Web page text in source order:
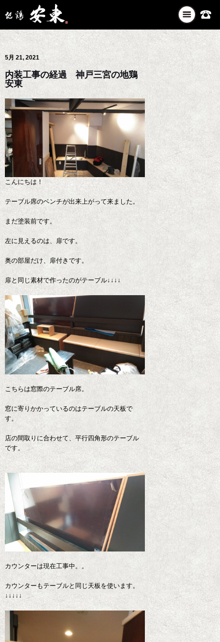
ナ
ビ
ゲ
シ
5月 21, 2021
内装工事の経過 神戸三宮の地鶏
安東
こんにちは！
テーブル席のベンチが出来上がって来ました。
まだ塗装前です。
左に見えるのは、扉です。
奥の部屋だけ、扉付きです。
扉と同じ素材で作ったのがテーブル↓↓↓↓
こちらは窓際のテーブル席。
窓に寄りかかっているのはテーブルの天板で
す。
店の間取りに合わせて、平行四角形のテーブル
です。
カウンターは現在工事中。。
カウンターもテーブルと同じ天板を使います。
↓↓↓↓↓